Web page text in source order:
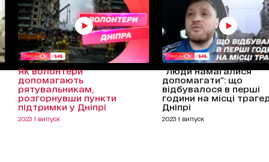
Як волонтери
допомагають
рятувальникам,
розгорнувши пункти
підтримки у Дніпрі
2023 1 випуск
"Люди намагалися
допомагати": що
відбувалося в перші
години на місці
Дніпрі
2023 1 випуск